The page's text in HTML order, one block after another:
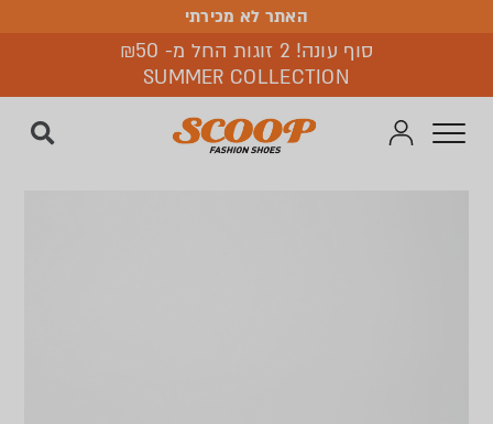
האתר לא מכירתי
האתר לא מכירתי
סוף עונה! 2 זוגות החל מ- ₪50
SUMMER COLLECTION